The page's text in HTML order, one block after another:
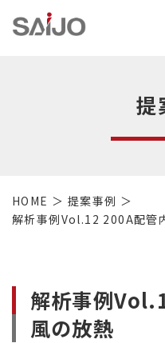
薄
放
熱
備
提
HOME
提案事例
解析事例Vol.12 200A配管
解析事例
風の放熱